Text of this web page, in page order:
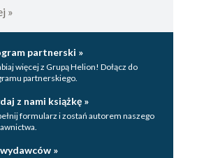
»
partnerski »
więcej z Grupą Helion! Dołącz do
partnerskiego.
z nami książkę »
formularz i zostań autorem naszego
»